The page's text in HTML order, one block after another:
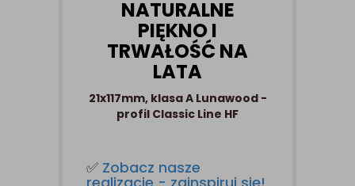
NATURALNE
PIĘKNO I
TRWAŁOŚĆ NA
LATA
21x117mm, klasa A Lunawood -
profil Classic Line HF
✅ Zobacz nasze